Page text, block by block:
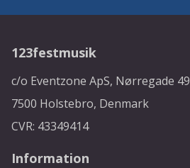
123festmusik
c/o Eventzone ApS, Nørregade 49
7500 Holstebro, Denmark
CVR: 43349414
Information